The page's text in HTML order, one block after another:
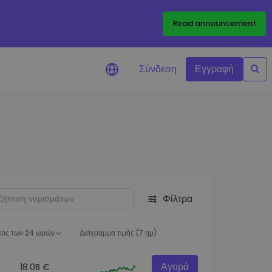
Read announcement
Σύνδεση Εγγραφή
Φίλτρα
των 24 ωρών Διάγραμμα τιμής (7 ημ)
18.0B € Αγορά